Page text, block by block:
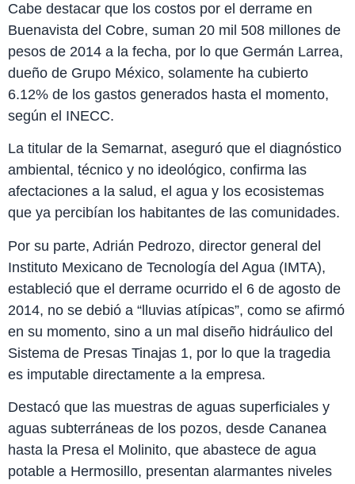
Cabe destacar que los costos por el derrame en
Buenavista del Cobre, suman 20 mil 508 millones de
pesos de 2014 a la fecha, por lo que Germán Larrea,
dueño de Grupo México, solamente ha cubierto
6.12% de los gastos generados hasta el momento,
según el INECC.
La titular de la Semarnat, aseguró que el diagnóstico
ambiental, técnico y no ideológico, confirma las
afectaciones a la salud, el agua y los ecosistemas
que ya percibían los habitantes de las comunidades.
Por su parte, Adrián Pedrozo, director general del
Instituto Mexicano de Tecnología del Agua (IMTA),
estableció que el derrame ocurrido el 6 de agosto de
2014, no se debió a “lluvias atípicas”, como se afirmó
en su momento, sino a un mal diseño hidráulico del
Sistema de Presas Tinajas 1, por lo que la tragedia
es imputable directamente a la empresa.
Destacó que las muestras de aguas superficiales y
aguas subterráneas de los pozos, desde Cananea
hasta la Presa el Molinito, que abastece de agua
potable a Hermosillo, presentan alarmantes niveles